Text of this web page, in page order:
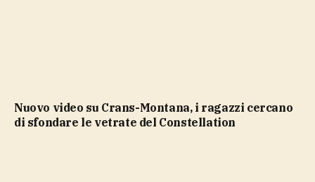
Nuovo video su Crans-Montana, i ragazzi cercano
di sfondare le vetrate del Constellation